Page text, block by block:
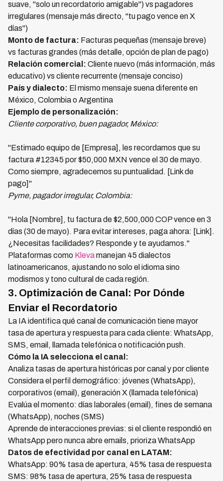
suave, "solo un recordatorio amigable") vs pagadores
irregulares (mensaje más directo, "tu pago vence en X
días")
Monto de factura: Facturas pequeñas (mensaje breve)
vs facturas grandes (más detalle, opción de plan de pago)
Relación comercial: Cliente nuevo (más información, más
educativo) vs cliente recurrente (mensaje conciso)
País y dialecto: El mismo mensaje suena diferente en
México, Colombia o Argentina
Ejemplo de personalización:
Cliente corporativo, buen pagador, México:
"Estimado equipo de [Empresa], les recordamos que su
factura #12345 por $50,000 MXN vence el 30 de mayo.
Como siempre, agradecemos su puntualidad. [Link de
pago]"
Pyme, pagador irregular, Colombia:
"Hola [Nombre], tu factura de $2,500,000 COP vence en 3
días (30 de mayo). Para evitar intereses, paga ahora: [Link].
¿Necesitas facilidades? Responde y te ayudamos."
Plataformas como Klevamanejan 45 dialectos
latinoamericanos, ajustando no solo el idioma sino
modismos y tono cultural de cada región.
3. Optimización de Canal: Por Dónde
Enviar el Recordatorio
La IA identifica qué canal de comunicación tiene mayor
tasa de apertura y respuesta para cada cliente: WhatsApp,
SMS, email, llamada telefónica o notificación push.
Cómo la IA selecciona el canal:
Analiza tasas de apertura históricas por canal y por cliente
Considera el perfil demográfico: jóvenes (WhatsApp),
corporativos (email), generación X (llamada telefónica)
Evalúa el momento: días laborales (email), fines de semana
(WhatsApp), noches (SMS)
Aprende de interacciones previas: si el cliente respondió en
WhatsApp pero nunca abre emails, prioriza WhatsApp
Datos de efectividad por canal en LATAM:
WhatsApp: 90% tasa de apertura, 45% tasa de respuesta
SMS: 98% tasa de apertura, 25% tasa de respuesta